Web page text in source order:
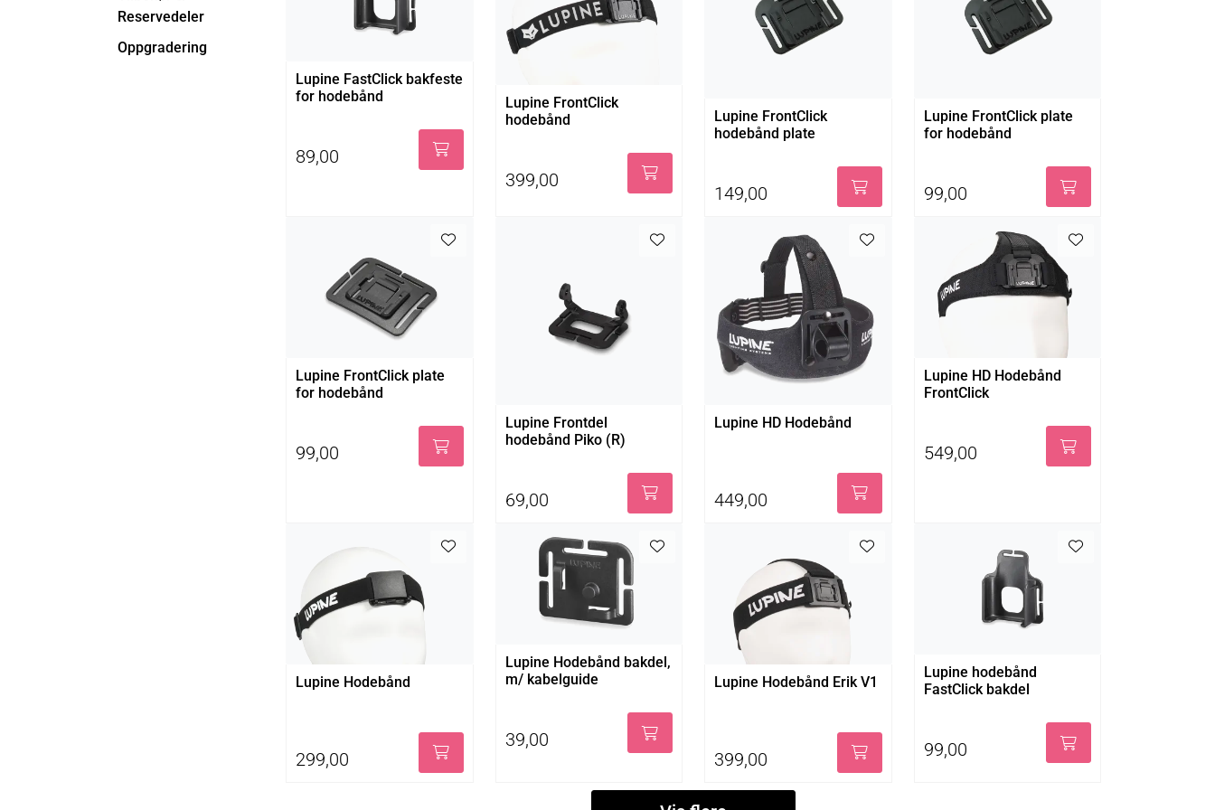
Reservedeler
Oppgradering
Lupine FastClick bakfeste
for hodebånd
89,00
Lupine FrontClick
hodebånd
399,00
Lupine FrontClick
hodebånd plate
149,00
Lupine FrontClick plate
for hodebånd
99,00
Lupine FrontClick plate
for hodebånd
99,00
Lupine Frontdel
hodebånd Piko (R)
69,00
Lupine HD Hodebånd
449,00
Lupine HD Hodebånd
FrontClick
549,00
Lupine Hodebånd
299,00
Lupine Hodebånd bakdel,
m/ kabelguide
39,00
Lupine Hodebånd Erik V1
399,00
Lupine hodebånd
FastClick bakdel
99,00